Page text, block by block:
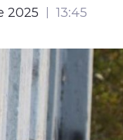
2025 13:45